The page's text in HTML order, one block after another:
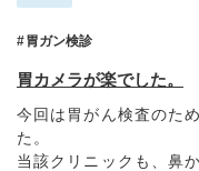
胃ガン検診
胃カメラが楽でした。
今回は胃がん検査のた
た。
当該クリニックも、鼻